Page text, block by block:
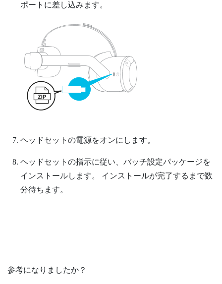
ポートに差し込みます。
ヘッドセットの電源をオンにします。
ヘッドセットの指示に従い、バッチ設定パッケージを
インストールします。 インストールが完了するまで数
分待ちます。
参考になりましたか？